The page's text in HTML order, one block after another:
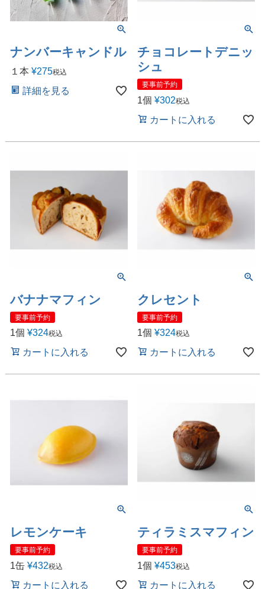
ナンバーキャンドル
１本 ¥275税込
詳細を見る
チョコレートデニッ
シュ
要事前予約
1個 ¥302税込
カートに入れる
バナナマフィン
要事前予約
1個 ¥324税込
カートに入れる
クレセント
要事前予約
1個 ¥324税込
カートに入れる
レモンケーキ
要事前予約
1缶 ¥432税込
カートに入れる
ティラミスマフィン
要事前予約
1個 ¥453税込
カートに入れる